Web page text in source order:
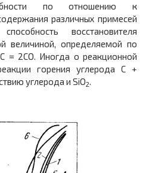
по отношению к
различных примесей
восстановителя
величиной, определяемой по
= 2CO. Иногда о реакционной
горения углерода С +
углерода и SiO2.